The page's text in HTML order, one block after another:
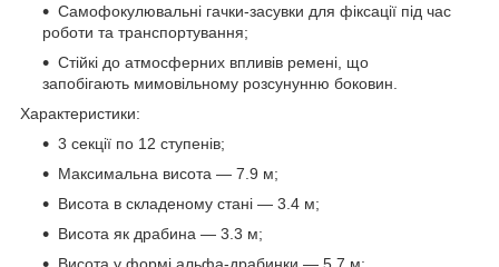
Самофокулювальні гачки-засувки для фіксації під час
роботи та транспортування;
Стійкі до атмосферних впливів ремені, що
запобігають мимовільному розсунунню боковин.
Характеристики:
3 секції по 12 ступенів;
Максимальна висота — 7.9 м;
Висота в складеному стані — 3.4 м;
Висота як драбина — 3.3 м;
Висота у формі альфа-драбинки — 5.7 м;